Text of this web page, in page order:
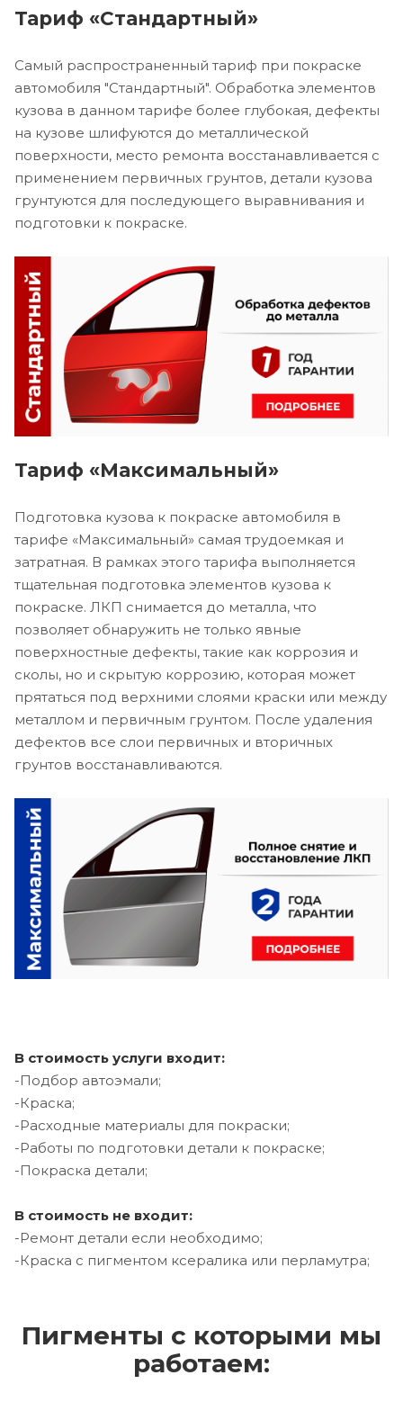
Тариф «Стандартный»
Самый распространенный тариф при покраске
автомобиля "Стандартный". Обработка элементов
кузова в данном тарифе более глубокая, дефекты
на кузове шлифуются до металлической
поверхности, место ремонта восстанавливается с
применением первичных грунтов, детали кузова
грунтуются для последующего выравнивания и
подготовки к покраске.
Тариф «Максимальный»
Подготовка кузова к покраске автомобиля в
тарифе «Максимальный» самая трудоемкая и
затратная. В рамках этого тарифа выполняется
тщательная подготовка элементов кузова к
покраске. ЛКП снимается до металла, что
позволяет обнаружить не только явные
поверхностные дефекты, такие как коррозия и
сколы, но и скрытую коррозию, которая может
прятаться под верхними слоями краски или между
металлом и первичным грунтом. После удаления
дефектов все слои первичных и вторичных
грунтов восстанавливаются.
В стоимость услуги входит:
-Подбор автоэмали;
-Краска;
-Расходные материалы для покраски;
-Работы по подготовки детали к покраске;
-Покраска детали;
В стоимость не входит:
-Ремонт детали если необходимо;
-Краска с пигментом ксералика или перламутра;
Пигменты с которыми мы
работаем: